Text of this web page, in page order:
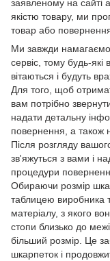
заявленому на сайті
якістю товару, ми
товар або
Ми завжди
сервіс, тому будь-які
вітаються і будуть
Для того, щоб
вам потрібно
надати детальну
повернення, а також
Після розгляду
зв'яжуться з вами і
процедури
Обираючи розмір
таблицею виробника
матеріалу, з якого
стопи близько до
більший розмір. Це
шкарпеток і